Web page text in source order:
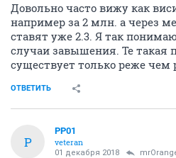
Довольно часто вижу как
например за 2 млн. а через
ставят уже 2.3. Я так
случаи завышения. Те такая
существует только реже чем
ОТВЕТИТЬ
P
PP01
veteran
01 декабря 2018